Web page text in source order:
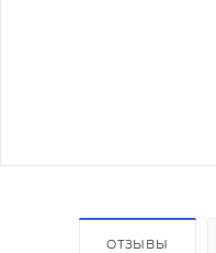
ОТЗЫВЫ